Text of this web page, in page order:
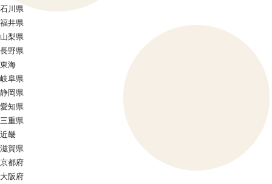
石川県
福井県
山梨県
長野県
東海
岐阜県
静岡県
愛知県
三重県
近畿
滋賀県
京都府
大阪府